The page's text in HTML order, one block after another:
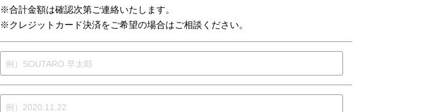
※合計金額は確認次第ご連絡いたします。
※クレジットカード決済をご希望の場合はご相談ください。